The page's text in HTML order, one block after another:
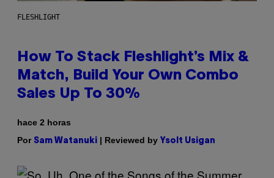
FLESHLIGHT
How To Stack Fleshlight’s Mix &
Match, Build Your Own Combo
Sales Up To 30%
hace 2 horas
Por Sam Watanuki | Reviewed by Ysolt Usigan